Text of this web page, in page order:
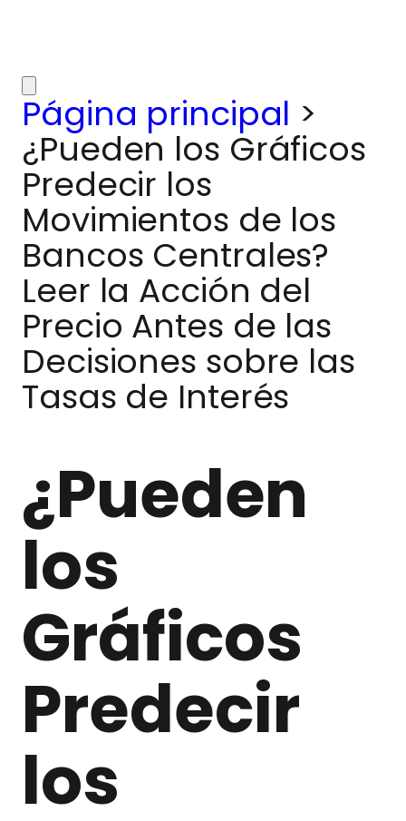
Página principal >
¿Pueden los Gráficos
Predecir los
Movimientos de los
Bancos Centrales?
Leer la Acción del
Precio Antes de las
Decisiones sobre las
Tasas de Interés
¿Pueden
los
Gráficos
Predecir
los